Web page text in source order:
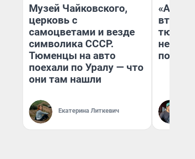
Музей Чайковского,
церковь с
самоцветами и везде
символика СССР.
Тюменцы на авто
поехали по Уралу — что
они там нашли
Екатерина Литкевич